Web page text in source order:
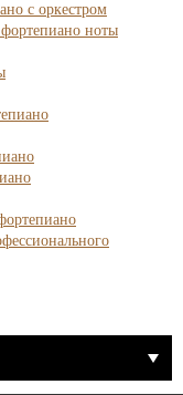
с оркестром
ноты